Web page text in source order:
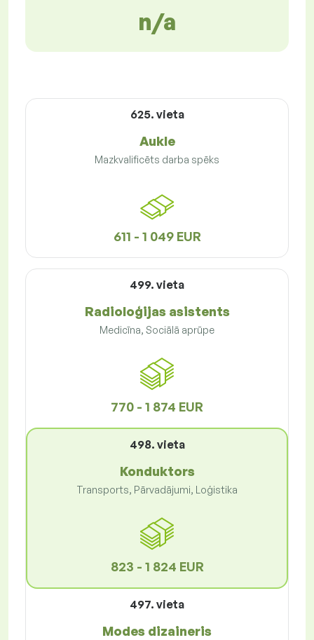
n/a
625. vieta
Aukle
Mazkvalificēts darba spēks
611 - 1 049 EUR
499. vieta
Radioloģijas asistents
Medicīna, Sociālā aprūpe
770 - 1 874 EUR
498. vieta
Konduktors
Transports, Pārvadājumi, Loģistika
823 - 1 824 EUR
497. vieta
Modes dizaineris